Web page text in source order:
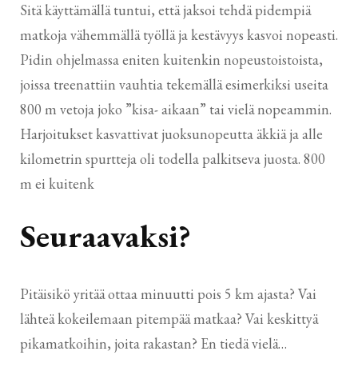
Sitä käyttämällä tuntui, että jaksoi tehdä pidempiä
matkoja vähemmällä työllä ja kestävyys kasvoi nopeasti.
Pidin ohjelmassa eniten kuitenkin nopeustoistoista,
joissa treenattiin vauhtia tekemällä esimerkiksi useita
800 m vetoja joko ”kisa- aikaan” tai vielä nopeammin.
Harjoitukset kasvattivat juoksunopeutta äkkiä ja alle
kilometrin spurtteja oli todella palkitseva juosta. 800
m ei kuitenk
Seuraavaksi?
Pitäisikö yritää ottaa minuutti pois 5 km ajasta? Vai
lähteä kokeilemaan pitempää matkaa? Vai keskittyä
pikamatkoihin, joita rakastan? En tiedä vielä…